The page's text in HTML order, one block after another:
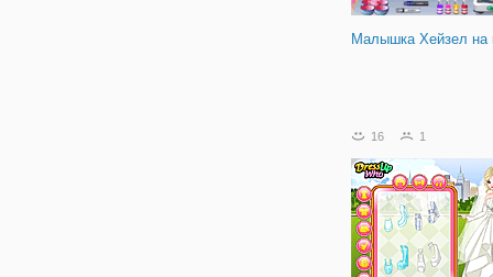
Малышка Хейзел на
16 1